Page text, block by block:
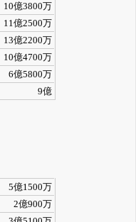
10億3800万
11億2500万
13億2200万
10億4700万
6億5800万
9億
5億1500万
2億900万